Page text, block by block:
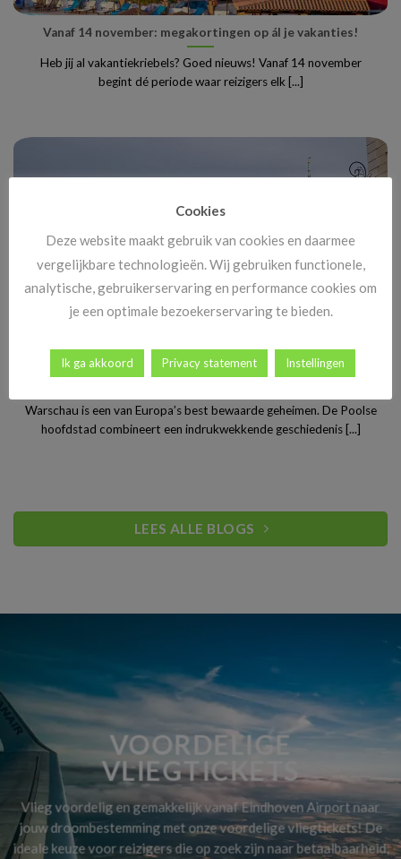
Vanaf 14 november: megakortingen op ál je vakanties!
Heb jij al vakantiekriebels? Goed nieuws! Vanaf 14 november
begint dé periode waar reizigers elk [...]
Stedentrip Warschau: ontdek de verrassende charme van
Polen’s bruisende hoofdstad
Warschau is een van Europa’s best bewaarde geheimen. De Poolse
hoofdstad combineert een indrukwekkende geschiedenis [...]
LEES ALLE BLOGS
VOORDELIGE
VLIEGTICKETS
Vlieg voordelig en gemakkelijk vanaf Eindhoven Airport naar
jouw droombestemming met onze voordelige vliegtickets! De
ideale keuze voor reizigers die op zoek zijn naar betaalbaarheid,
Cookies
Deze website maakt gebruik van cookies en daarmee
vergelijkbare technologieën. Wij gebruiken functionele,
analytische, gebruikerservaring en performance cookies om
je een optimale bezoekerservaring te bieden.
Ik ga akkoord Privacy statement Instellingen